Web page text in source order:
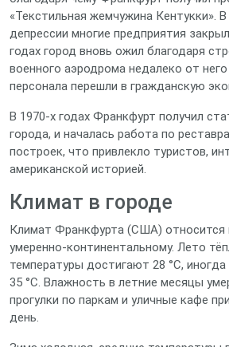
«Текстильная жемчужина Кентукки».
депрессии многие предприятия
годах город вновь ожил благодаря
военного аэродрома недалеко от
персонала перешли в гражданскую
В 1970‑х годах Франкфурт получил
города, и началась работа по
построек, что привлекло туристов,
американской историей.
Климат в городе
Климат Франкфурта (США) относится
умеренно‑континентальному. Лето
температуры достигают 28 °C,
35 °C. Влажность в летние месяцы
прогулки по паркам и уличные кафе
день.